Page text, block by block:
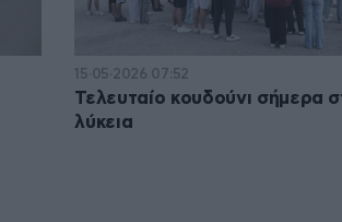
15·05·2026 07:52
Τελευταίο κουδούνι σήμερα
λύκεια